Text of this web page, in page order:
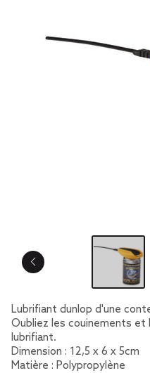
Lubrifiant dunlop d'une
Oubliez les couinements et
lubrifiant.
Dimension : 12,5 x 6 x 5cm
Matière : Polypropylène